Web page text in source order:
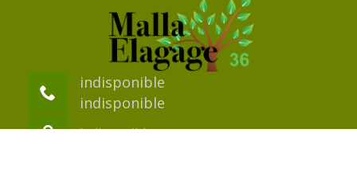
indisponible
indisponible
indisponible